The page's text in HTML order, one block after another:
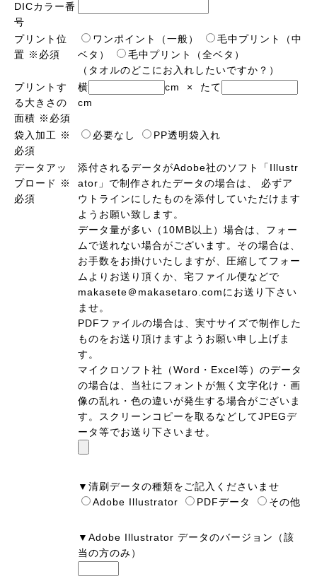
DICカラー番
号
プリント位
置 ※必須
ワンポイント（一般）
毛中プリント（中
ベタ）
毛中プリント（全ベタ）
（タオルのどこにお入れしたいですか？）
プリントす
る大きさの
面積 ※必須
横
cm × たて
cm
袋入加工 ※
必須
必要なし PP透明袋入れ
データアッ
プロード
※
必須
添付されるデータがAdobe社のソフト「Illustr
ator」で制作されたデータの場合は、 必ずア
ウトラインにしたものを添付していただけます
ようお願い致します。
データ量が多い（10MB以上）場合は、フォー
ムで送れない場合がございます。その場合は、
お手数をお掛けいたしますが、圧縮してフォー
ムよりお送り頂くか、宅ファイル便などで
makasete＠makasetaro.comにお送り下さい
ませ。
PDFファイルの場合は、実寸サイズで制作した
ものをお送り頂けますようお願い申し上げま
す。
マイクロソフト社（Word・Excel等）のデータ
の場合は、当社にフォントが無く文字化け・画
像の乱れ・色の違いが発生する場合がございま
す。スクリーンコピーを取るなどしてJPEGデ
ータ等でお送り下さいませ。
▼清刷データの種類をご記入くださいませ
Adobe Illustrator
PDFデータ その他
▼Adobe Illustrator データのバージョン（該
当の方のみ）